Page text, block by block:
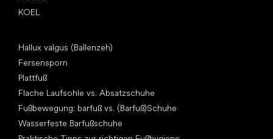
KOEL
Hallux valgus (Ballenzeh)
Fersensporn
Plattfuß
Flache Laufsohle vs. Absatzschuhe
Fußbewegung: barfuß vs. (Barfuß)Schuhe
Wasserfeste Barfußschuhe